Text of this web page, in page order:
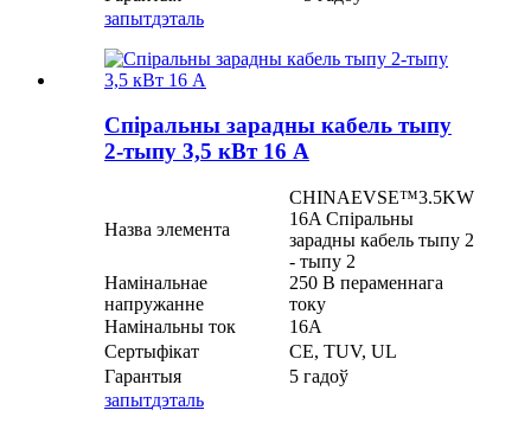
запытдэталь
Спіральны зарадны кабель тыпу
2-тыпу 3,5 кВт 16 А
Назва элемента
CHINAEVSE™️3.5KW
16A Спіральны
зарадны кабель тыпу 2
- тыпу 2
Намінальнае
напружанне
250 В пераменнага
току
Намінальны ток
16А
Сертыфікат
CE, TUV, UL
Гарантыя
5 гадоў
запытдэталь